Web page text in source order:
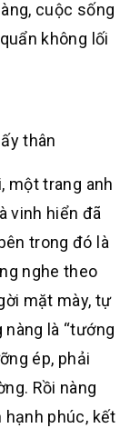
cuộc sống
không lối
thân
một trang anh
vinh hiển đã
trong đó là
nghe theo
mặt mày, tự
là “tướng
ép, phải
Rồi nàng
phúc, kết